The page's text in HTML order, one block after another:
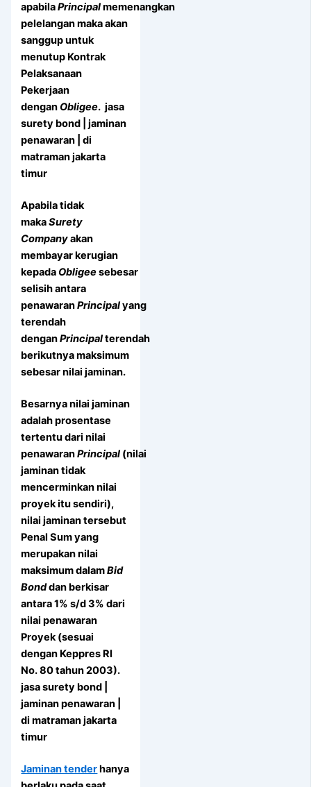
apabilaPrincipalmemenangkan
pelelangan maka akan
sanggup untuk
menutup Kontrak
Pelaksanaan
Pekerjaan
dengan Obligee. jasa
surety bond | jaminan
penawaran | di
matraman jakarta
timur
Apabila tidak
makaSurety
Companyakan
membayar kerugian
kepada Obligeesebesar
selisih antara
penawaranPrincipalyang
terendah
denganPrincipalterendah
berikutnya maksimum
sebesar nilai jaminan.
Besarnya nilai jaminan
adalah prosentase
tertentu dari nilai
penawaranPrincipal (nilai
jaminan tidak
mencerminkan nilai
proyek itu sendiri),
nilai jaminan tersebut
Penal Sum yang
merupakan nilai
maksimum dalamBid
Bonddan berkisar
antara 1% s/d 3% dari
nilai penawaran
Proyek (sesuai
dengan Keppres RI
No. 80 tahun 2003).
jasa surety bond |
jaminan penawaran |
di matraman jakarta
timur
Jaminan tenderhanya